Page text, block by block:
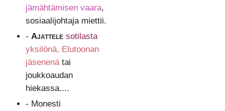
jämähtämisen vaara,
sosiaalijohtaja miettii.
- Ajattele sotilasta
yksilönä, Elutoonan
jäsenenätai
joukkoaudan
hiekassa....
- Monesti